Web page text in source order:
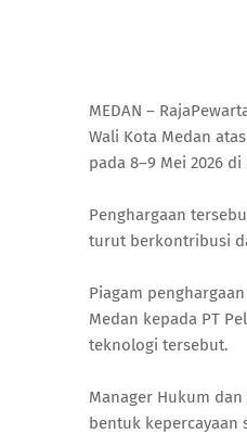
MEDAN –
Wali Kota Medan
pada 8–9 Mei 2026
Penghargaan
turut berkontribusi
Piagam
Medan kepada PT
teknologi tersebut.
Manager Hukum
bentuk